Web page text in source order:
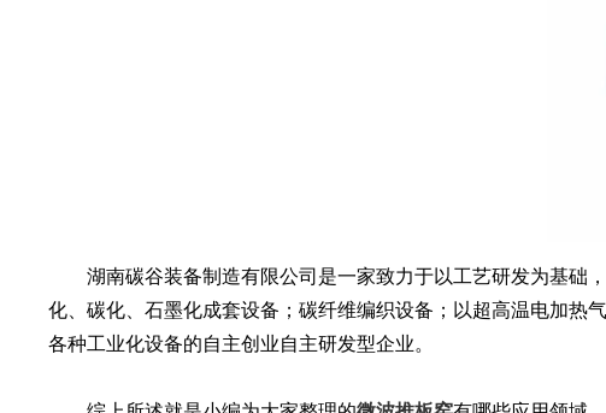
湖南碳谷装备制造有限公司是一家致力于以工艺研发为基础，
化、碳化、石墨化成套设备；碳纤维编织设备；以超高温电加
各种工业化设备的自主创业自主研发型企业。